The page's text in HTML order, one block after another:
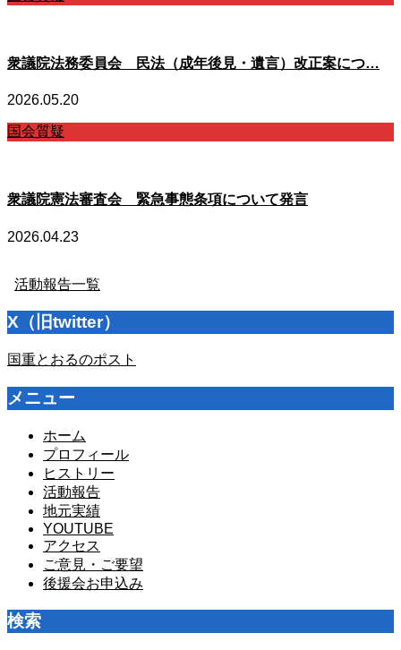
衆議院法務委員会 民法（成年後見・遺言）改正案につ…
2026.05.20
国会質疑
衆議院憲法審査会 緊急事態条項について発言
2026.04.23
活動報告一覧
X（旧twitter）
国重とおるのポスト
メニュー
ホーム
プロフィール
ヒストリー
活動報告
地元実績
YOUTUBE
アクセス
ご意見・ご要望
後援会お申込み
検索